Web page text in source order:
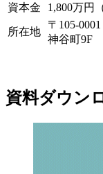
資本金 1,800万円
所在地
〒105-
神谷町9F
資料ダウン